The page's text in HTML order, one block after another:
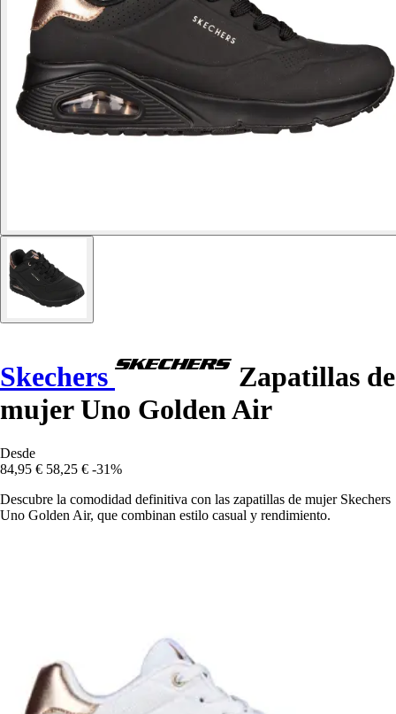
Skechers
Zapatillas de
mujer Uno Golden Air
Desde
84,95 € 58,25 € -31%
Descubre la comodidad definitiva con las zapatillas de mujer Skechers
Uno Golden Air, que combinan estilo casual y rendimiento.